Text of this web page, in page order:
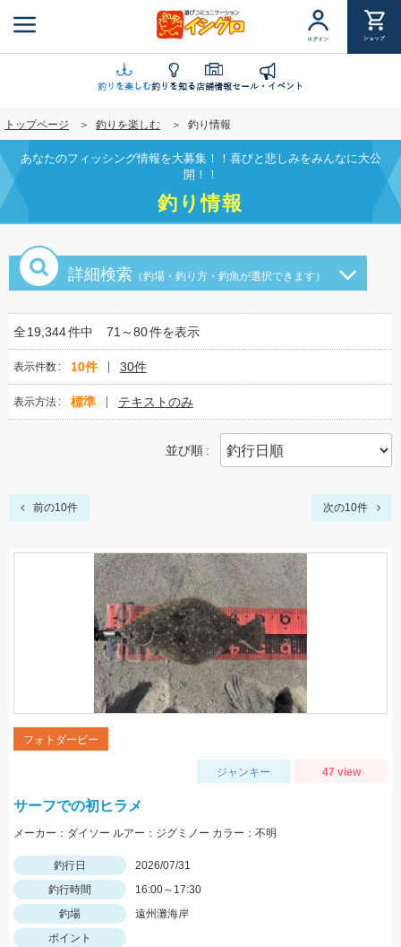
ン
に
移
動
ログイン ショップ
釣りを楽しむ釣りを知る店舗情報セール・イベント
トップページ 釣りを楽しむ 釣り情報
あなたのフィッシング情報を大募集！！喜びと悲しみをみんなに大公
開！！
釣り情報
詳細検索 （釣場・釣り方・釣魚が選択できます）
全19,344件中 71～80件を表示
表示件数 10件 30件
表示方法 標準 テキストのみ
並び順
前の10件 次の10件
フォトダービー
ジャンキー 47 view
サーフでの初ヒラメ
メーカー：ダイソー ルアー：ジグミノー カラー：不明
釣行日
2026/07/31
釣行時間
16:00～17:30
釣場
遠州灘海岸
ポイント